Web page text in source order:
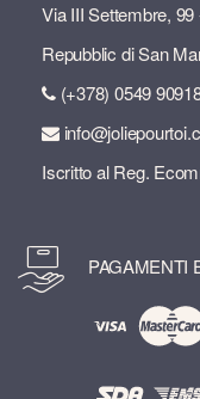
Via III Settembre,
Repubblic di San
(+378) 0549
Iscritto al Reg.
PAGAMENTI